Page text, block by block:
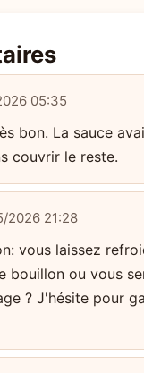
05:35
bon. La sauce
couvrir le reste.
2026 21:28
vous laissez
bouillon ou vous
? J'hésite pour